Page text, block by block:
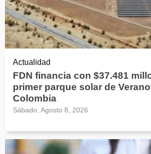
Actualidad
FDN financia con $37.481
primer parque solar de
Colombia
Sábado, Agosto 8, 2026